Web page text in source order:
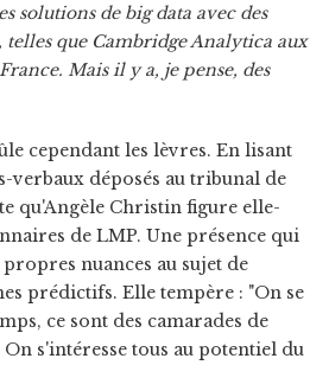
solutions de big data avec des
que Cambridge Analytica aux
Mais il y a, je pense, des
cependant les lèvres. En lisant
verbaux déposés au tribunal de
qu'Angèle Christin figure elle-
de LMP. Une présence qui
nuances au sujet de
prédictifs. Elle tempère : "On se
ce sont des camarades de
s'intéresse tous au potentiel du